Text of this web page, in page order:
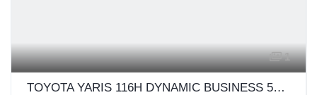
1
TOYOTA YARIS 116H DYNAMIC BUSINESS 5P + PROGRAMME BEYOND ZERO ACADEMY MY21